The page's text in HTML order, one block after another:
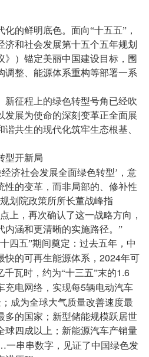
的鲜明底色。面向“十五五”，
济和社会发展第十五个五年规划
》）锚定美丽中国建设目标，围
调整、能源体系重构等部署一系
新征程上的绿色转型号角已经吹
发展为使命的深刻变革正全面展
共生的现代化筑牢生态根基、
型开新局
经济社会发展全面绿色转型’，意
性的变革，而非局部的、修补性
划院政策所所长董战峰指
上，再次确认了这一战略方向，
内涵和更清晰的实施路径。”
四五”期间奠定：过去五年，中
的可再生能源体系， 2024年可
千瓦时，约为“十三五”末的1.6
充电网络，实现每5辆电动汽车
成为全球大气质量改善速度最
多的国家；新型储能规模跃居世
球四成以上；新能源汽车产销量
串串数字，见证了中国绿色发